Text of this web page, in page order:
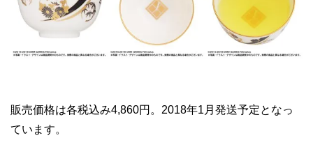
販売価格は各税込み4,860円。2018年1月発送予定となっ
ています。